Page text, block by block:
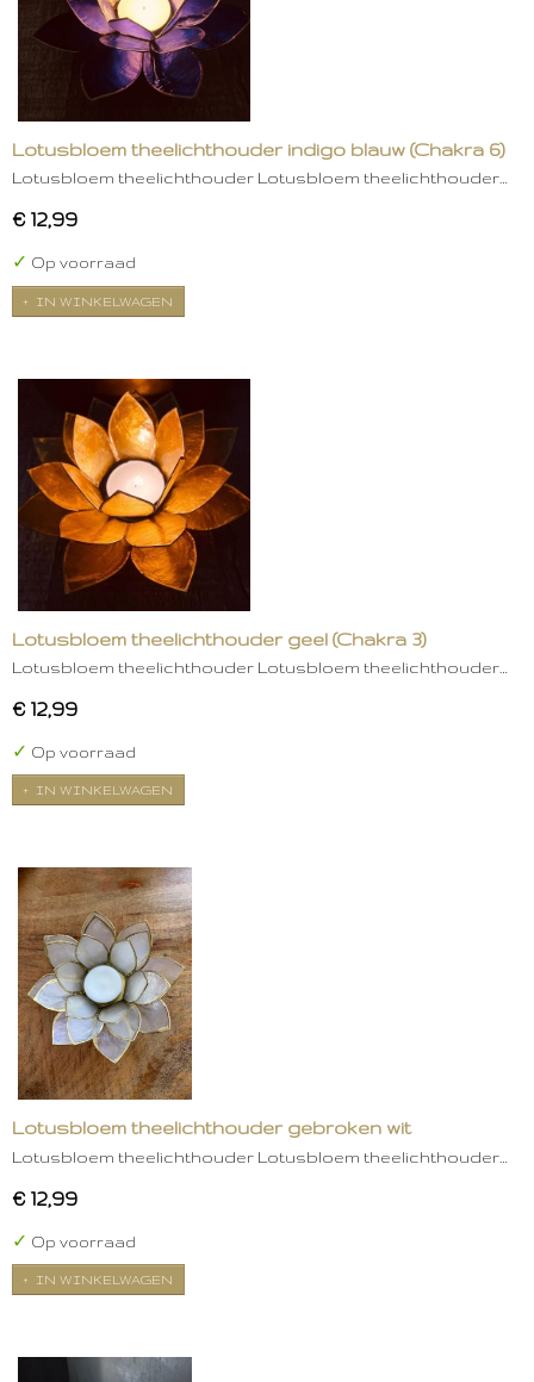
Lotusbloem theelichthouder indigo blauw (Chakra 6)
Lotusbloem theelichthouder Lotusbloem theelichthouder…
€ 12,99
✓ Op voorraad
IN WINKELWAGEN
Lotusbloem theelichthouder geel (Chakra 3)
Lotusbloem theelichthouder Lotusbloem theelichthouder…
€ 12,99
✓ Op voorraad
IN WINKELWAGEN
Lotusbloem theelichthouder gebroken wit
Lotusbloem theelichthouder Lotusbloem theelichthouder…
€ 12,99
✓ Op voorraad
IN WINKELWAGEN